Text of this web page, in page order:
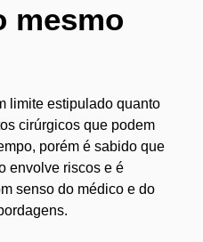
mesmo
limite estipulado quanto
cirúrgicos que podem
porém é sabido que
envolve riscos e é
senso do médico e do